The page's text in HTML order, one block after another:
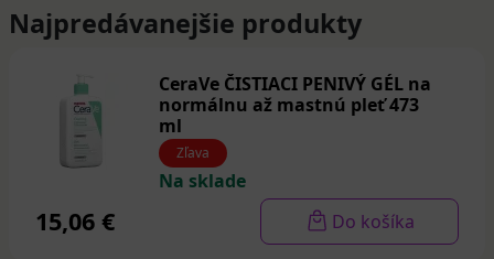
Najpredávanejšie produkty
CeraVe ČISTIACI PENIVÝ GÉL na
normálnu až mastnú pleť 473
ml
Zľava
Na sklade
15,06 € Do košíka